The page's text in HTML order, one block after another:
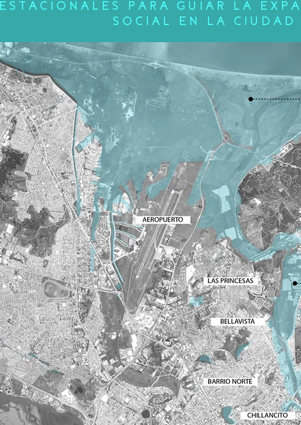
ESTACIONALES PARA GUIAR LA
SOCIAL EN LA CIUDAD